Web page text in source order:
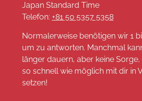
Japan Standard Time
Telefon: +81 50 5357 5358
Normalerweise benötigen wir 1
um zu antworten. Manchmal
länger dauern, aber keine
so schnell wie möglich mit dir in
setzen!